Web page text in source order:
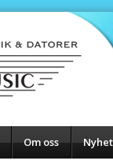
Om oss